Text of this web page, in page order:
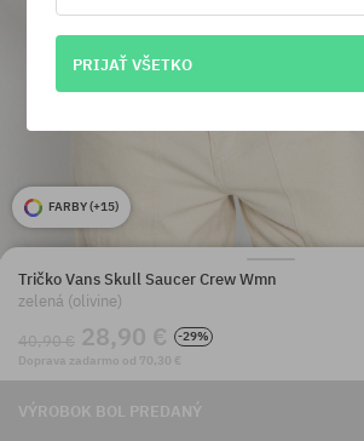
FARBY (+15)
Tričko Vans Skull Saucer Crew Wmn
zelená (olivine)
40,90 € 28,90 €
-29%
Doprava zadarmo od 70,30 €
VÝROBOK BOL PREDANÝ
PRIJAŤ VŠETKO